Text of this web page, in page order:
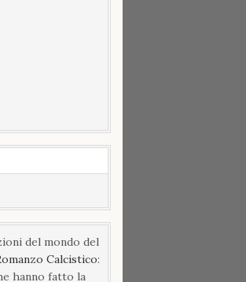
del mondo del
Calcistico:
hanno fatto la